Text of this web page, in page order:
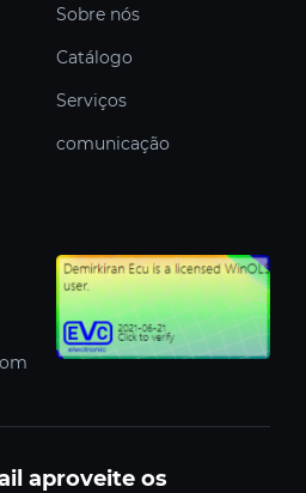
Sobre nós
Catálogo
Serviços
comunicação
aproveite os